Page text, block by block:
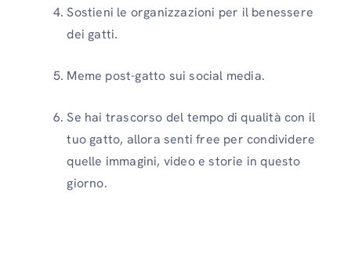
Sostieni le organizzazioni per il benessere
dei gatti.
Meme post-gatto sui social media.
Se hai trascorso del tempo di qualità con il
tuo gatto, allora senti free per condividere
quelle immagini, video e storie in questo
giorno.